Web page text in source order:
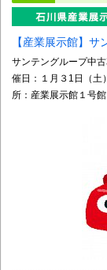
【産業展示館】
サンテングループ
催日：１月３1日
所：産業展示館１